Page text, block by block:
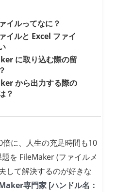
イルってなに？
イルと Excel ファイ
に取り込む際の留
から出力する際の
？
に、人生の充足時間も10
を FileMaker (ファイルメ
して解決するのが好きな
専門家 [ハンドル名：